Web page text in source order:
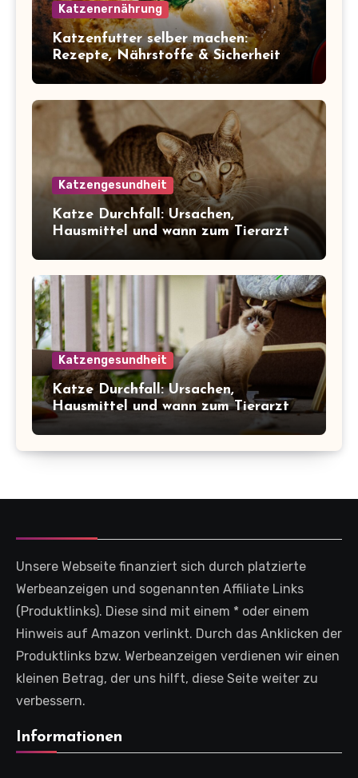
Katzenernährung
Katzenfutter selber machen:
Rezepte, Nährstoffe & Sicherheit
Katzengesundheit
Katze Durchfall: Ursachen,
Hausmittel und wann zum Tierarzt
Katzengesundheit
Katze Durchfall: Ursachen,
Hausmittel und wann zum Tierarzt
Unsere Webseite finanziert sich durch platzierte
Werbeanzeigen und sogenannten Affiliate Links
(Produktlinks). Diese sind mit einem * oder einem
Hinweis auf Amazon verlinkt. Durch das Anklicken der
Produktlinks bzw. Werbeanzeigen verdienen wir einen
kleinen Betrag, der uns hilft, diese Seite weiter zu
verbessern.
Informationen